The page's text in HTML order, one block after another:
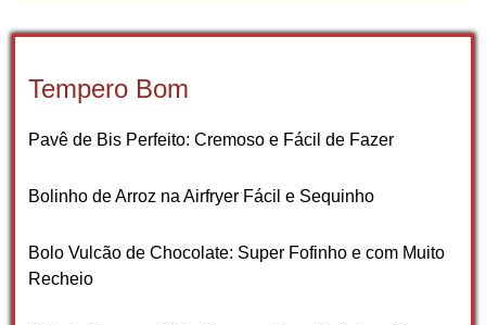
Tempero Bom
Pavê de Bis Perfeito: Cremoso e Fácil de Fazer
Bolinho de Arroz na Airfryer Fácil e Sequinho
Bolo Vulcão de Chocolate: Super Fofinho e com Muito
Recheio